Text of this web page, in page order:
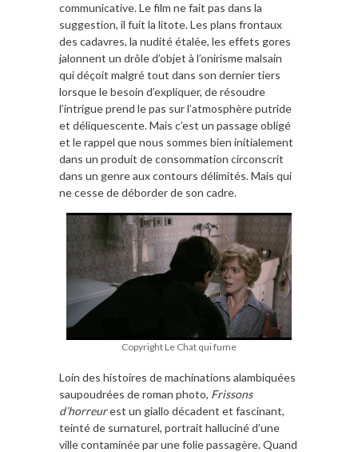
communicative. Le film ne fait pas dans la
suggestion, il fuit la litote. Les plans frontaux
des cadavres, la nudité étalée, les effets gores
jalonnent un drôle d’objet à l’onirisme malsain
qui déçoit malgré tout dans son dernier tiers
lorsque le besoin d’expliquer, de résoudre
l’intrigue prend le pas sur l’atmosphère putride
et déliquescente. Mais c’est un passage obligé
et le rappel que nous sommes bien initialement
dans un produit de consommation circonscrit
dans un genre aux contours délimités. Mais qui
ne cesse de déborder de son cadre.
Copyright Le Chat qui fume
Loin des histoires de machinations alambiquées
saupoudrées de roman photo, Frissons
d’horreurest un giallo décadent et fascinant,
teinté de surnaturel, portrait halluciné d’une
ville contaminée par une folie passagère. Quand